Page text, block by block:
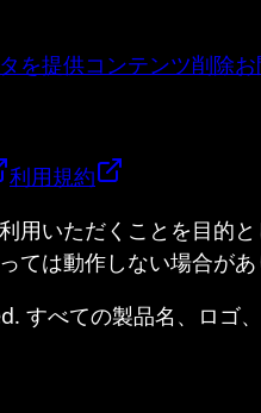
を提供コンテンツ削除
利用規約
用いただくことを目的
ては動作しない場合が
べての製品名、ロゴ